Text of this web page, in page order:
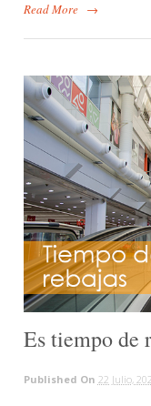
Read More →
Es tiempo de
Published On 22 Julio,